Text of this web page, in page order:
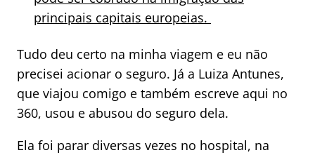
principais capitais europeias.
Tudo deu certo na minha viagem e eu não
precisei acionar o seguro. Já a Luiza Antunes,
que viajou comigo e também escreve aqui no
360, usou e abusou do seguro dela.
Ela foi parar diversas vezes no hospital, na